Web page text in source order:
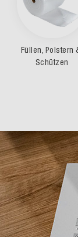
Füllen, Polstern
Schützen